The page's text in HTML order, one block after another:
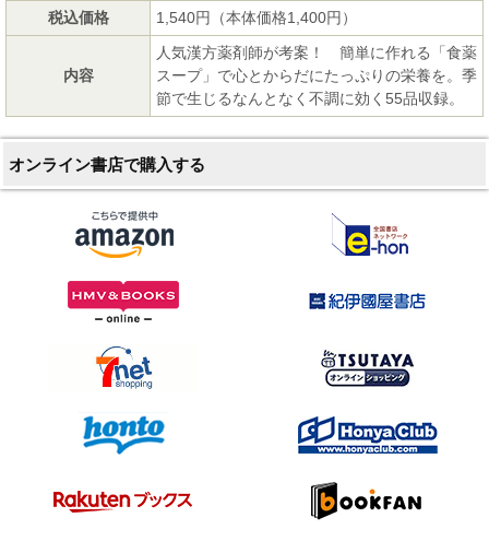
税込価格
1,540円（本体価格1,400円）
内容
人気漢方薬剤師が考案！ 簡単に作れる「食薬
スープ」で心とからだにたっぷりの栄養を。季
節で生じるなんとなく不調に効く55品収録。
オンライン書店で購入する